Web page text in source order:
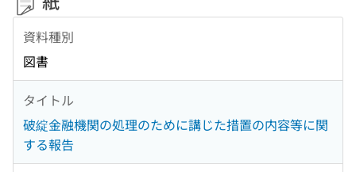
資料種別
図書
タイトル
破綻金融機関の処理のために講じた措置の内容等に関
する報告